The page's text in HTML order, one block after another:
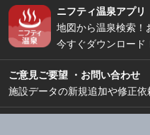
ニフティ温泉アプリ
地図から温泉検索！
今すぐダウンロード
ご意見ご要望 ・お問い合わせ
施設データの新規追加や修正依